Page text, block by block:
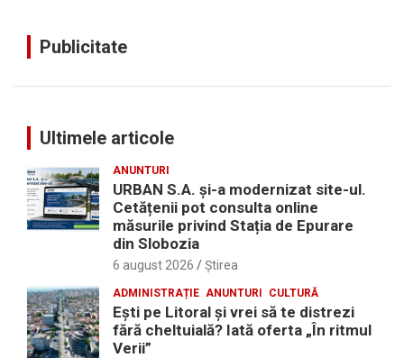
Publicitate
Ultimele articole
ANUNTURI
URBAN S.A. și-a modernizat site-ul.
Cetățenii pot consulta online
măsurile privind Stația de Epurare
din Slobozia
6 august 2026 Ştirea
ADMINISTRAȚIE ANUNTURI CULTURĂ
Eşti pe Litoral şi vrei să te distrezi
fără cheltuială? Iată oferta „În ritmul
Verii”